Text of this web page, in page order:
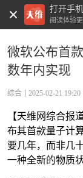
打开手
阅读体验
微软公布首
数年内实现
综合 2025-02-21 19:20
【天维网综合报
布其首款量子计
要几年，而非几
一种全新的物质